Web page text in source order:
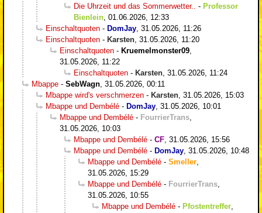
Die Uhrzeit und das Sommerwetter..
- Professor
Bienlein 01.06.2026, 12:33
Einschaltquoten - DomJay 31.05.2026, 11:26
Einschaltquoten - Karsten 31.05.2026, 11:20
Einschaltquoten - Kruemelmonster09
31.05.2026, 11:22
Einschaltquoten - Karsten 31.05.2026, 11:24
Mbappe - SebWagn 31.05.2026, 00:11
Mbappe wird's verschmerzen - Karsten 31.05.2026, 15:03
Mbappe und Dembélé - DomJay 31.05.2026, 10:01
Mbappe und Dembélé - FourrierTrans
31.05.2026, 10:03
Mbappe und Dembélé - CF 31.05.2026, 15:56
Mbappe und Dembélé - DomJay 31.05.2026, 10:48
Mbappe und Dembélé - Smeller
31.05.2026, 15:29
Mbappe und Dembélé - FourrierTrans
31.05.2026, 10:55
Mbappe und Dembélé - Pfostentreffer